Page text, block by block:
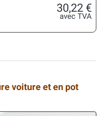
30,22 €
avec TVA
voiture et en pot